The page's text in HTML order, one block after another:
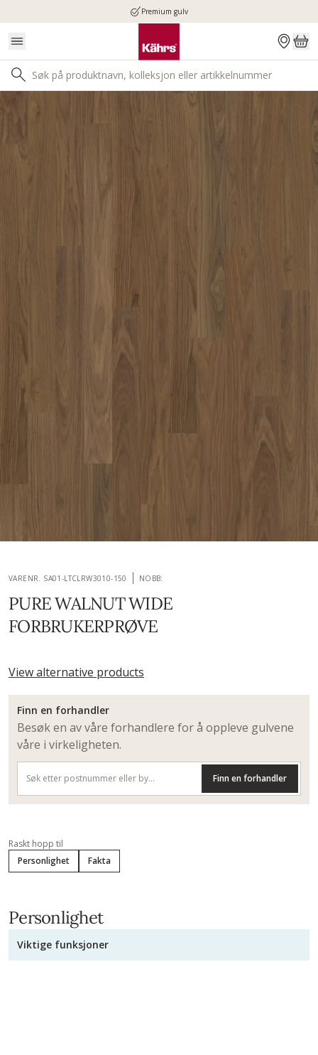
Premium gulv
VARENR. SA01-LTCLRW3010-150 NOBB:
PURE WALNUT WIDE
FORBRUKERPRØVE
View alternative products
Finn en forhandler
Besøk en av våre forhandlere for å oppleve gulvene
våre i virkeligheten.
Finn en forhandler
Raskt hopp til
Personlighet
Fakta
Personlighet
Viktige funksjoner